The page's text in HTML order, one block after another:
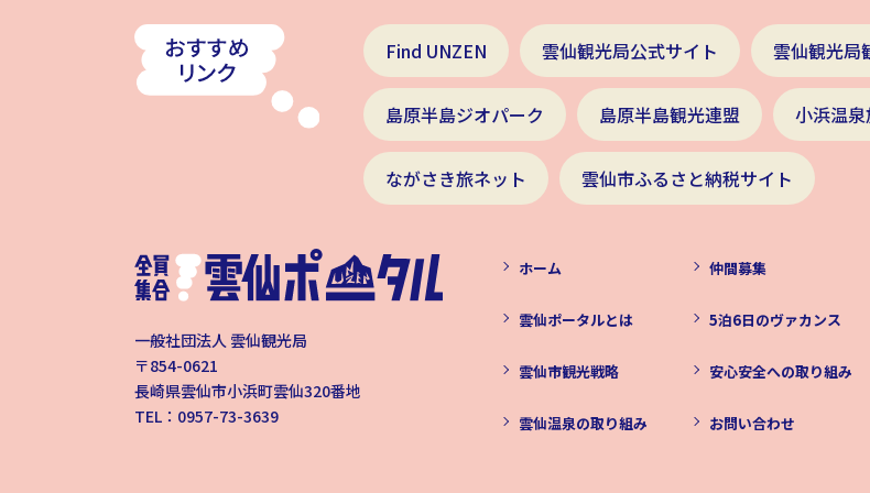
Find UNZEN 雲仙観光局公式サイト 雲仙観光局
島原半島ジオパーク 島原半島観光連盟 小浜温
ながさき旅ネット 雲仙市ふるさと納税サイト
一般社団法人 雲仙観光局
〒854-0621
長崎県雲仙市小浜町雲仙320番地
TEL：0957-73-3639
ホーム
雲仙ポータルとは
雲仙市観光戦略
雲仙温泉の取り組み
仲間募集
5泊6日のヴァカンス
安心安全への取り組み
お問い合わせ